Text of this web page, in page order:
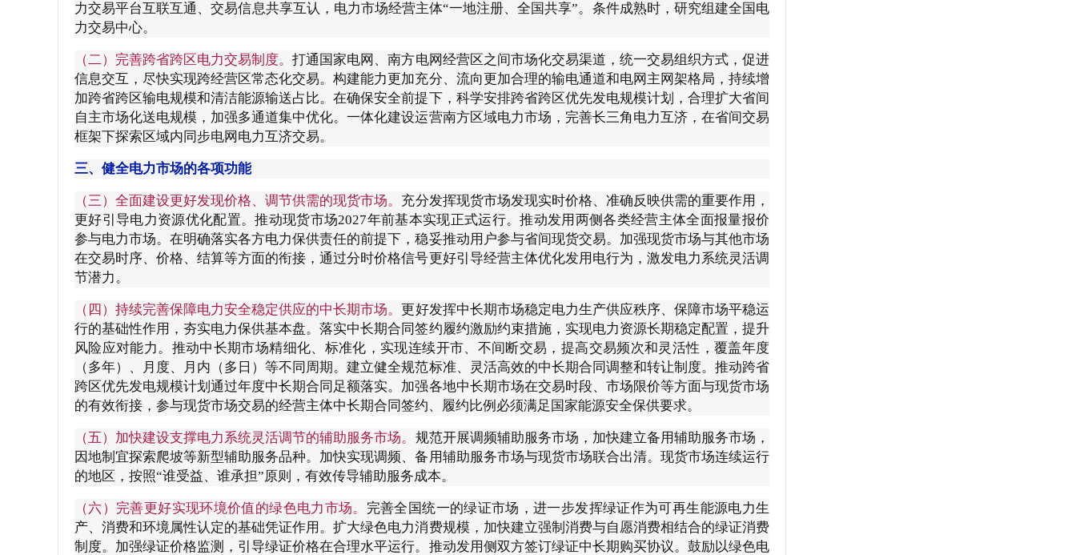
力交易平台互联互通、交易信息共享互认，电力市场经营主体“一地注册、全国共享”。条件成熟时，研究组建全国电
力交易中心。
（二）完善跨省跨区电力交易制度。打通国家电网、南方电网经营区之间市场化交易渠道，统一交易组织方式，促进
信息交互，尽快实现跨经营区常态化交易。构建能力更加充分、流向更加合理的输电通道和电网主网架格局，持续增
加跨省跨区输电规模和清洁能源输送占比。在确保安全前提下，科学安排跨省跨区优先发电规模计划，合理扩大省间
自主市场化送电规模，加强多通道集中优化。一体化建设运营南方区域电力市场，完善长三角电力互济，在省间交易
框架下探索区域内同步电网电力互济交易。
三、健全电力市场的各项功能
（三）全面建设更好发现价格、调节供需的现货市场。 充分发挥现货市场发现实时价格、准确反映供需的重要作用，
更好引导电力资源优化配置。推动现货市场2027年前基本实现正式运行。推动发用两侧各类经营主体全面报量报价
参与电力市场。在明确落实各方电力保供责任的前提下，稳妥推动用户参与省间现货交易。加强现货市场与其他市场
在交易时序、价格、结算等方面的衔接，通过分时价格信号更好引导经营主体优化发用电行为，激发电力系统灵活调
节潜力。
（四）持续完善保障电力安全稳定供应的中长期市场。更好发挥中长期市场稳定电力生产供应秩序、保障市场平稳运
行的基础性作用，夯实电力保供基本盘。落实中长期合同签约履约激励约束措施，实现电力资源长期稳定配置，提升
风险应对能力。推动中长期市场精细化、标准化，实现连续开市、不间断交易，提高交易频次和灵活性，覆盖年度
（多年）、月度、月内（多日）等不同周期。建立健全规范标准、灵活高效的中长期合同调整和转让制度。推动跨省
跨区优先发电规模计划通过年度中长期合同足额落实。加强各地中长期市场在交易时段、市场限价等方面与现货市场
的有效衔接，参与现货市场交易的经营主体中长期合同签约、履约比例必须满足国家能源安全保供要求。
（五）加快建设支撑电力系统灵活调节的辅助服务市场。 规范开展调频辅助服务市场，加快建立备用辅助服务市场，
因地制宜探索爬坡等新型辅助服务品种。加快实现调频、备用辅助服务市场与现货市场联合出清。现货市场连续运行
的地区，按照“谁受益、谁承担”原则，有效传导辅助服务成本。
（六）完善更好实现环境价值的绿色电力市场。 完善全国统一的绿证市场，进一步发挥绿证作为可再生能源电力生
产、消费和环境属性认定的基础凭证作用。扩大绿色电力消费规模，加快建立强制消费与自愿消费相结合的绿证消费
制度。加强绿证价格监测，引导绿证价格在合理水平运行。推动发用侧双方签订绿证中长期购买协议。鼓励以绿色电